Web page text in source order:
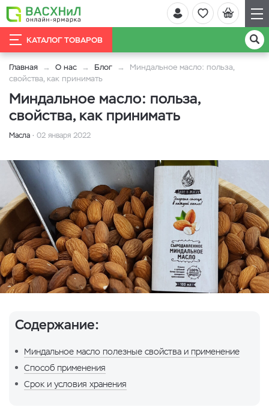
КАТАЛОГ ТОВАРОВ
Главная О нас Блог
Миндальное масло: польза,
свойства, как принимать
Миндальное масло: польза,
свойства, как принимать
Масла 02 января 2022
Содержание:
Миндальное масло полезные свойства и применение
Способ применения
Срок и условия хранения